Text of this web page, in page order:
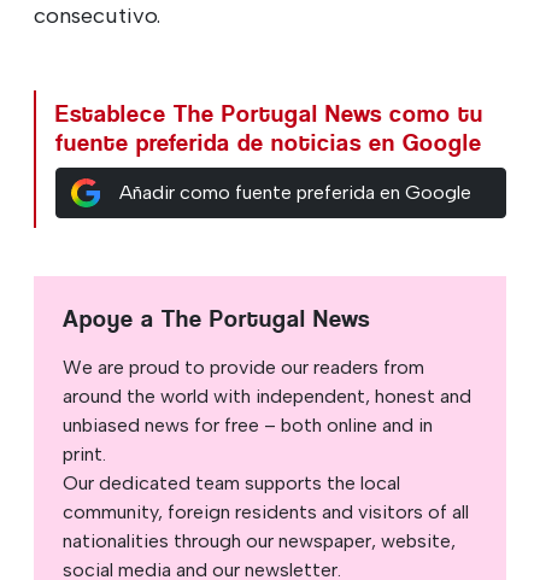
consecutivo.
Establece The Portugal News como tu
fuente preferida de noticias en Google
Añadir como fuente preferida en Google
Apoye a The Portugal News
We are proud to provide our readers from
around the world with independent, honest and
unbiased news for free – both online and in
print.
Our dedicated team supports the local
community, foreign residents and visitors of all
nationalities through our newspaper, website,
social media and our newsletter.